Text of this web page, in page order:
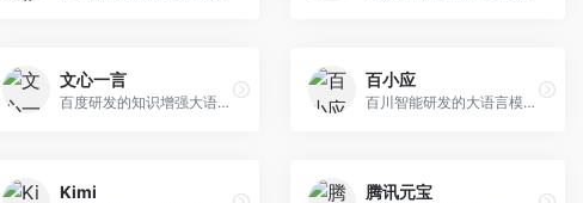
文心一言
百度研发的知识增强大语言模型，深度融合百度知识图谱和搜索能力。面向中文用户，提供知识问答、文本创作、逻辑推理等服务，中文语境理解准确，知识覆盖面广。
百小应
百川智能研发的大语言模型助手，专注于中文理解和生成。面向中文用户，提供知识问答、文本创作、代码辅助等服务，模型参数规模大，中文表达流畅自然。
Kimi 腾讯元宝